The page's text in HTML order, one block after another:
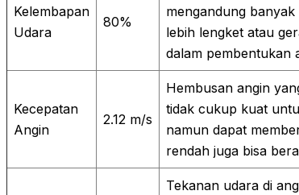
Kelembapan
Udara
80%
mengandung
lebih lengket atau
dalam pembentukan
Kecepatan
Angin
2.12 m/s
Hembusan angin
tidak cukup kuat
namun dapat
rendah juga bisa
Tekanan udara di